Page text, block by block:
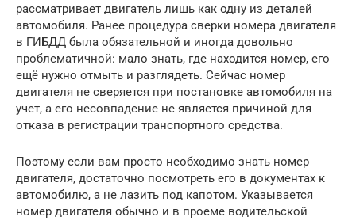
рассматривает двигатель лишь как одну из деталей
автомобиля. Ранее процедура сверки номера двигателя
в ГИБДД была обязательной и иногда довольно
проблематичной: мало знать, где находится номер, его
ещё нужно отмыть и разглядеть. Сейчас номер
двигателя не сверяется при постановке автомобиля на
учет, а его несовпадение не является причиной для
отказа в регистрации транспортного средства.
Поэтому если вам просто необходимо знать номер
двигателя, достаточно посмотреть его в документах к
автомобилю, а не лазить под капотом. Указывается
номер двигателя обычно и в проеме водительской